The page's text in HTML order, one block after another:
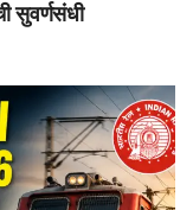
सुवर्णसंधी